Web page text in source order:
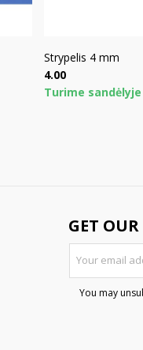
Strypelis 4 mm
Price
4.00
Turime sandėlyje
GET
You may